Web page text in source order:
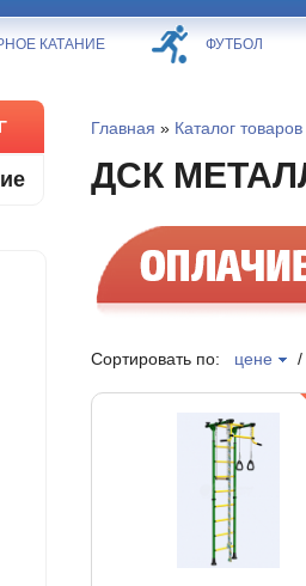
КАТАНИЕ ФУТБОЛ
Главная » Каталог товаров
ДСК
Сортировать по: цене